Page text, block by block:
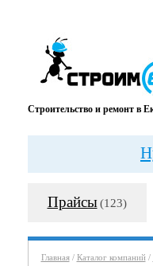
Строительство и ремонт в
Прайсы (123)
Главная/ Каталог компаний/